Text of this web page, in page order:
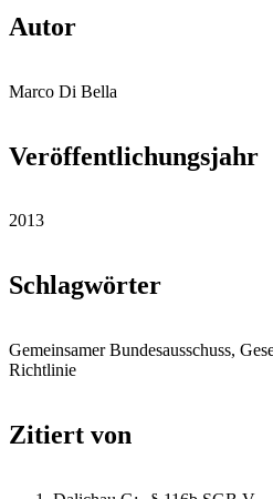
Autor
Marco Di Bella
Veröffentlichungsjahr
2013
Schlagwörter
Gemeinsamer Bundesausschuss,
Richtlinie
Zitiert von